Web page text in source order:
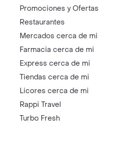
Promociones y Ofertas
Restaurantes
Mercados cerca de mi
Farmacia cerca de mi
Express cerca de mi
Tiendas cerca de mi
Licores cerca de mi
Rappi Travel
Turbo Fresh